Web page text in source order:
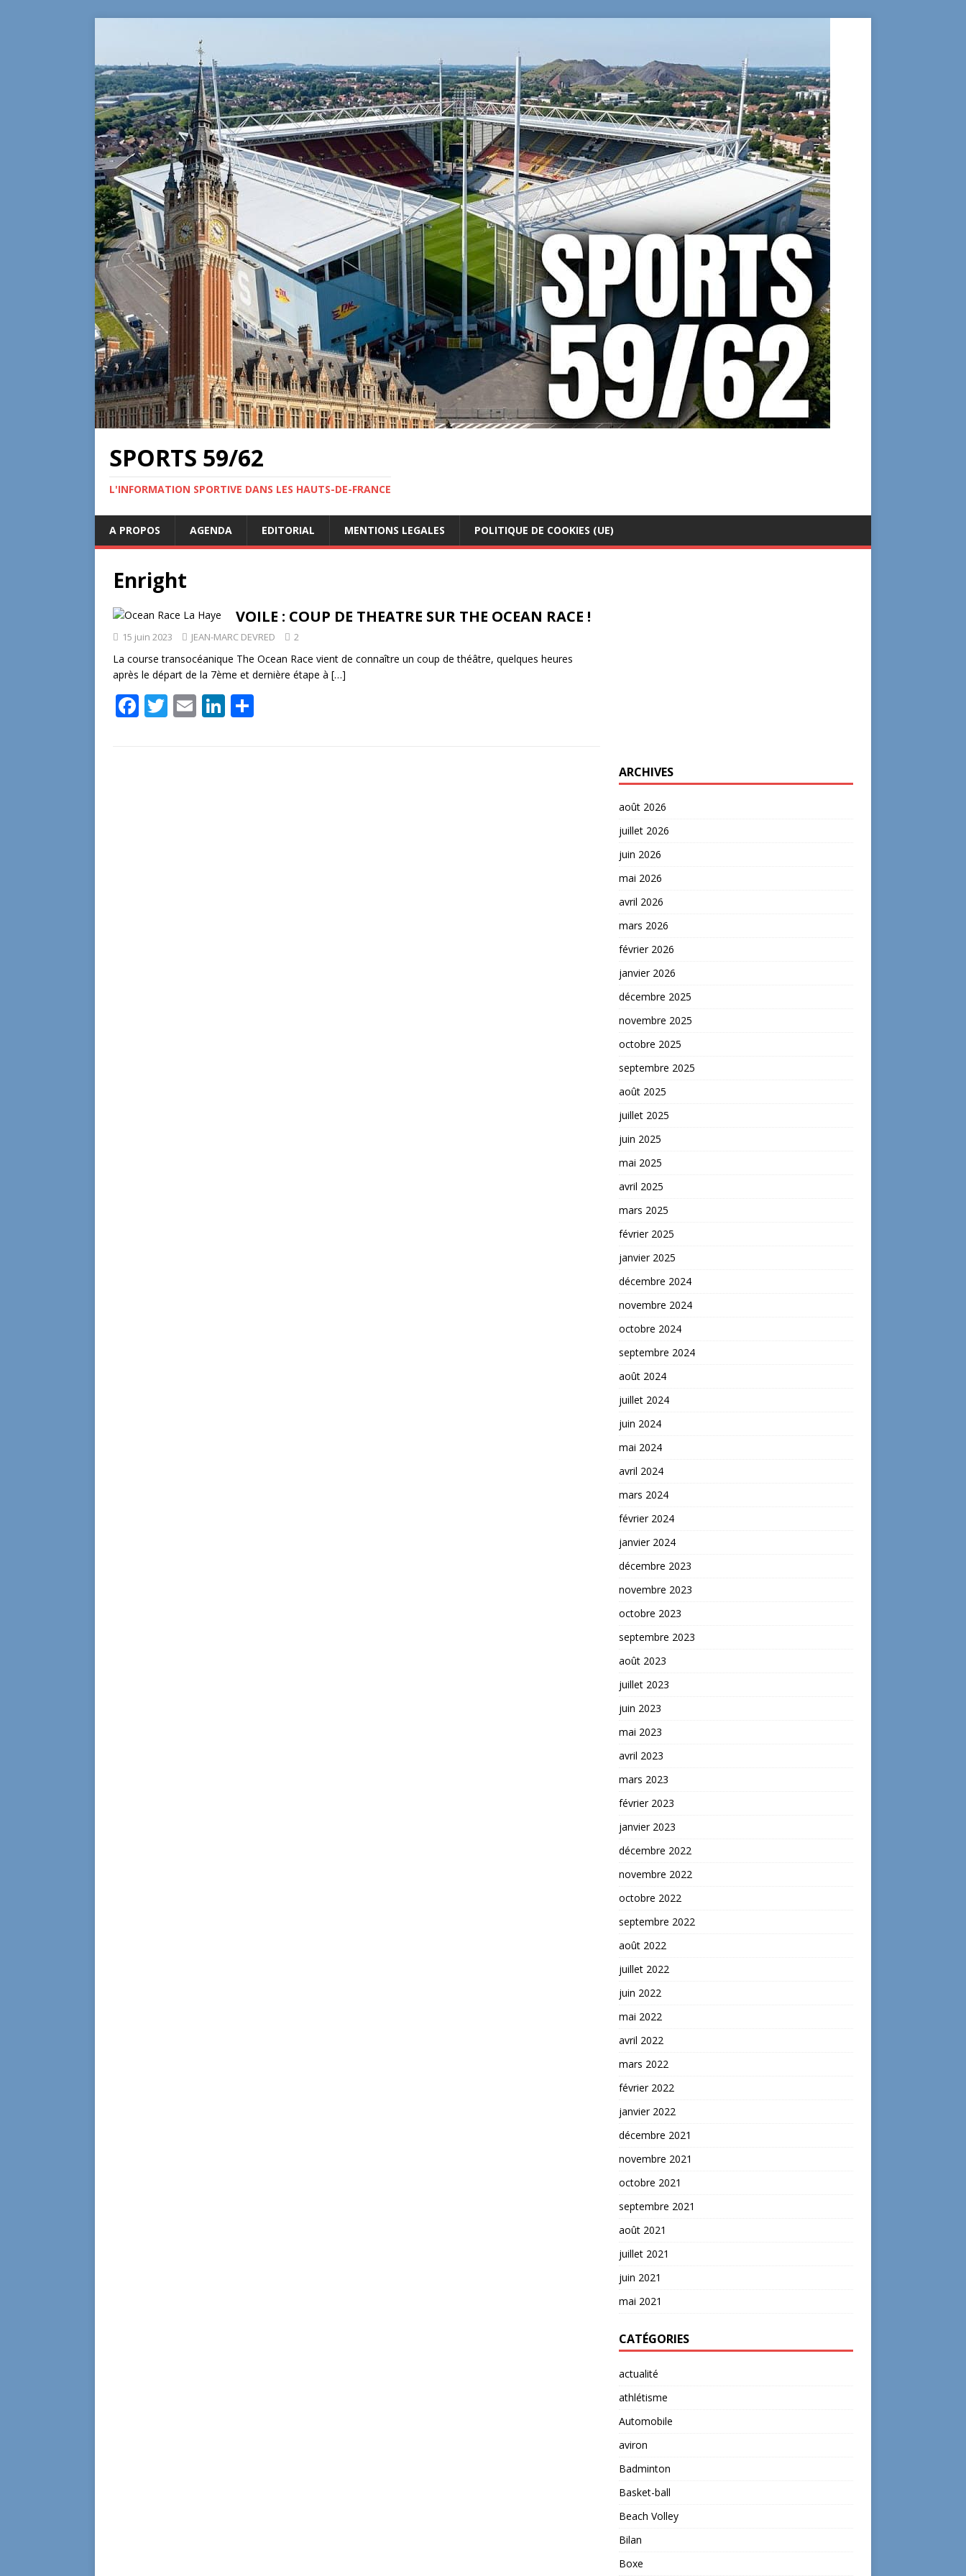
SPORTS 59/62
L'INFORMATION SPORTIVE DANS LES HAUTS-DE-FRANCE
A PROPOS AGENDA EDITORIAL MENTIONS LEGALES POLITIQUE DE COOKIES (UE)
Enright
VOILE : COUP DE THEATRE SUR THE OCEAN RACE !
15 juin 2023 JEAN-MARC DEVRED 2
La course transocéanique The Ocean Race vient de connaître un coup de théâtre, quelques heures
après le départ de la 7ème et dernière étape à […]
F T E Li
ARCHIVES
août 2026
juillet 2026
juin 2026
mai 2026
avril 2026
mars 2026
février 2026
janvier 2026
décembre 2025
novembre 2025
octobre 2025
septembre 2025
août 2025
juillet 2025
juin 2025
mai 2025
avril 2025
mars 2025
février 2025
janvier 2025
décembre 2024
novembre 2024
octobre 2024
septembre 2024
août 2024
juillet 2024
juin 2024
mai 2024
avril 2024
mars 2024
février 2024
janvier 2024
décembre 2023
novembre 2023
octobre 2023
septembre 2023
août 2023
juillet 2023
juin 2023
mai 2023
avril 2023
mars 2023
février 2023
janvier 2023
décembre 2022
novembre 2022
octobre 2022
septembre 2022
août 2022
juillet 2022
juin 2022
mai 2022
avril 2022
mars 2022
février 2022
janvier 2022
décembre 2021
novembre 2021
octobre 2021
septembre 2021
août 2021
juillet 2021
juin 2021
mai 2021
CATÉGORIES
actualité
athlétisme
Automobile
aviron
Badminton
Basket-ball
Beach Volley
Bilan
Boxe